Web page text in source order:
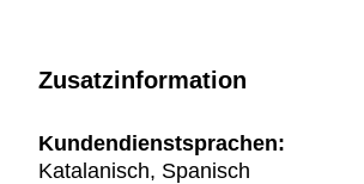
Zusatzinformation
Kundendienstsprachen:
Katalanisch, Spanisch